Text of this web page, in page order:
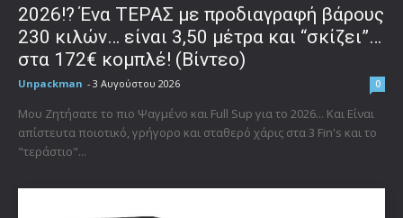
2026!? Ένα ΤΕΡΑΣ με προδιαγραφή βάρους
230 κιλών… είναι 3,50 μέτρα και “σκίζει”…
στα 172€ κομπλέ! (Βίντεο)
Unpackman - 3 Αυγούστου 2026 0
Μου Ζητήσατε το πιο Ψαγμένο και Full Sup για το 2026... Και Είναι
απίστευτα ποιοτικό, γρήγορο και σταθερό χάρις στα 3 Fin's και το
"τεράστιο"...